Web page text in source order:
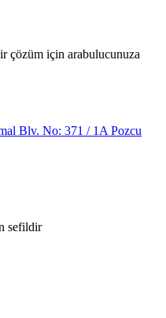
çözüm için arabulucunuza
Blv. No: 371 / 1A Pozcu
sefildir